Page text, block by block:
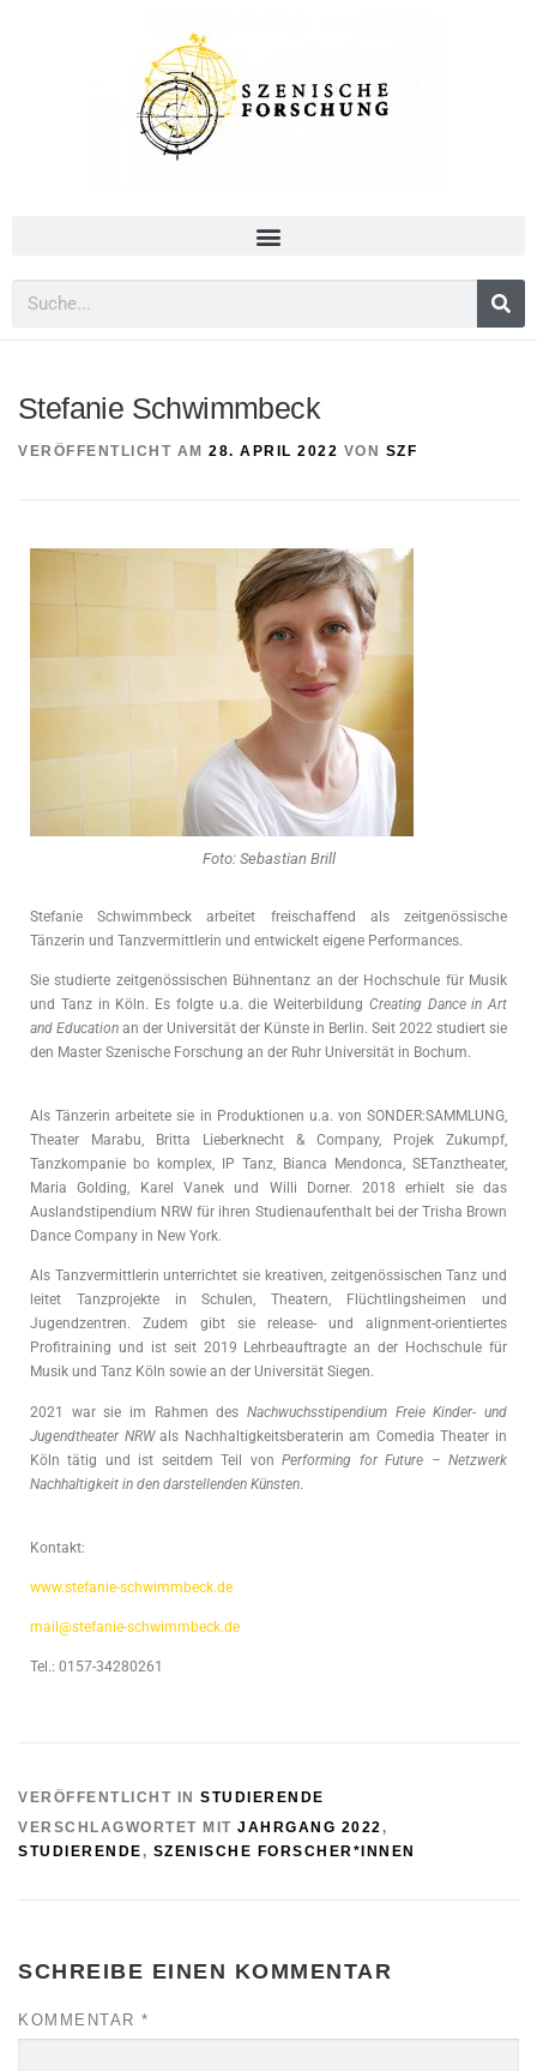
Stefanie Schwimmbeck
VERÖFFENTLICHT AM 28. APRIL 2022 VON SZF
Foto: Sebastian Brill
Stefanie Schwimmbeck arbeitet freischaffend als zeitgenössische
Tänzerin und Tanzvermittlerin und entwickelt eigene Performances.
Sie studierte zeitgenössischen Bühnentanz an der Hochschule für Musik
und Tanz in Köln. Es folgte u.a. die Weiterbildung Creating Dance in Art
and Education an der Universität der Künste in Berlin. Seit 2022 studiert sie
den Master Szenische Forschung an der Ruhr Universität in Bochum.
Als Tänzerin arbeitete sie in Produktionen u.a. von SONDER:SAMMLUNG,
Theater Marabu, Britta Lieberknecht & Company, Projek Zukumpf,
Tanzkompanie bo komplex, IP Tanz, Bianca Mendonca, SETanztheater,
Maria Golding, Karel Vanek und Willi Dorner. 2018 erhielt sie das
Auslandstipendium NRW für ihren Studienaufenthalt bei der Trisha Brown
Dance Company in New York.
Als Tanzvermittlerin unterrichtet sie kreativen, zeitgenössischen Tanz und
leitet Tanzprojekte in Schulen, Theatern, Flüchtlingsheimen und
Jugendzentren. Zudem gibt sie release- und alignment-orientiertes
Profitraining und ist seit 2019 Lehrbeauftragte an der Hochschule für
Musik und Tanz Köln sowie an der Universität Siegen.
2021 war sie im Rahmen des Nachwuchsstipendium Freie Kinder- und
Jugendtheater NRWals Nachhaltigkeitsberaterin am Comedia Theater in
Köln tätig und ist seitdem Teil vonPerforming for Future – Netzwerk
Nachhaltigkeit in den darstellenden Künsten.
Kontakt:
www.stefanie-schwimmbeck.de
mail@stefanie-schwimmbeck.de
Tel.: 0157-34280261
VERÖFFENTLICHT IN STUDIERENDE
VERSCHLAGWORTET MIT JAHRGANG 2022 ,
STUDIERENDE , SZENISCHE FORSCHER*INNEN
SCHREIBE EINEN KOMMENTAR
KOMMENTAR *